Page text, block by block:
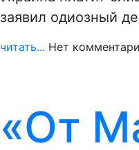
заявил одиозный
читать... Нет
«От